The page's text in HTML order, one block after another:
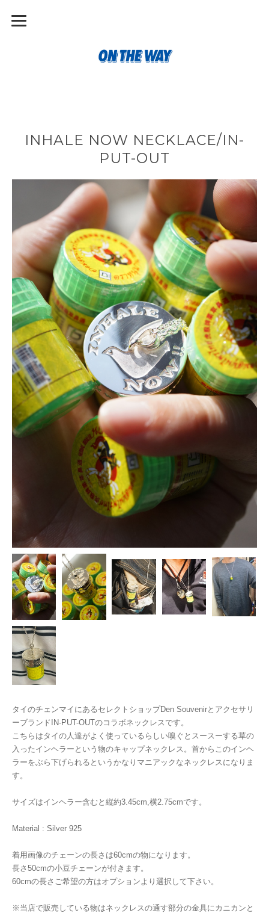
INHALE NOW NECKLACE/IN-
PUT-OUT
タイのチェンマイにあるセレクトショップDen Souvenirとアクセサリ
ーブランドIN-PUT-OUTのコラボネックレスです。
こちらはタイの人達がよく使っているらしい嗅ぐとスースーする草の
入ったインヘラーという物のキャップネックレス。首からこのインヘ
ラーをぶら下げられるというかなりマニアックなネックレスになりま
す。
サイズはインヘラー含むと縦約3.45cm,横2.75cmです。
Material : Silver 925
着用画像のチェーンの長さは60cmの物になります。
長さ50cmの小豆チェーンが付きます。
60cmの長さご希望の方はオプションより選択して下さい。
※当店で販売している物はネックレスの通す部分の金具にカニカンと